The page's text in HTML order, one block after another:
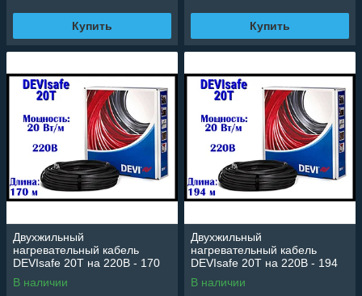
Купить Купить
Двухжильный
нагревательный кабель
DEVIsafe 20T на 220В - 170
м. (DTCE-20, длина: 170 м.,
мощность: 3390 Вт)
В наличии
Двухжильный
нагревательный кабель
DEVIsafe 20T на 220В - 194
м. (DTCE-20, длина: 194 м.,
мощность: 3890 Вт)
В наличии